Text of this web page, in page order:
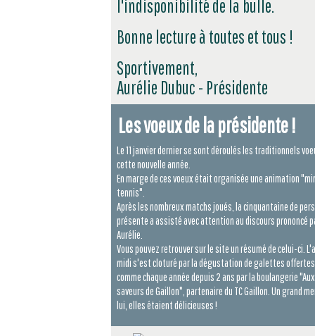
l'indisponibilité de la bulle.
Bonne lecture à toutes et tous !
Sportivement,
Aurélie Dubuc - Présidente
Les voeux de la présidente !
Le 11 janvier dernier se sont déroulés les traditionnels
cette nouvelle année.
En marge de ces voeux était organisée une animation
tennis".
Après les nombreux matchs joués, la cinquantaine de
présente a assisté avec attention au discours prononcé
Aurélie.
Vous pouvez retrouver sur le site un résumé de celui-ci.
midi s'est cloturé par la dégustation de galettes offertes
comme chaque année depuis 2 ans par la boulangerie "Aux
saveurs de Gaillon", partenaire du TC Gaillon. Un grand
lui, elles étaient délicieuses !